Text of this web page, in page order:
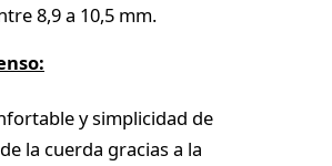
8,9 a 10,5 mm.
y simplicidad de
la cuerda gracias a la